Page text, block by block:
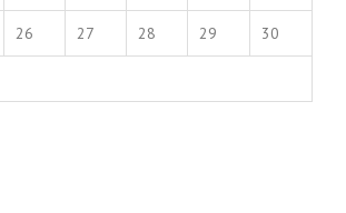
26 27 28 29 30